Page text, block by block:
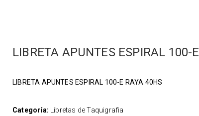
LIBRETA APUNTES ESPIRAL 100-
LIBRETA APUNTES ESPIRAL 100-E RAYA 40HS
Categoría:
Libretas de Taquigrafia